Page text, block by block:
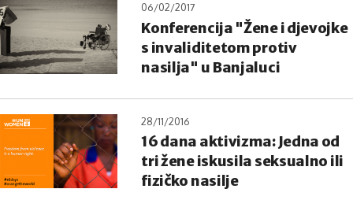
06/02/2017
Konferencija "Žene i djevojke
s invaliditetom protiv
nasilja" u Banjaluci
28/11/2016
16 dana aktivizma: Jedna od
tri žene iskusila seksualno ili
fizičko nasilje